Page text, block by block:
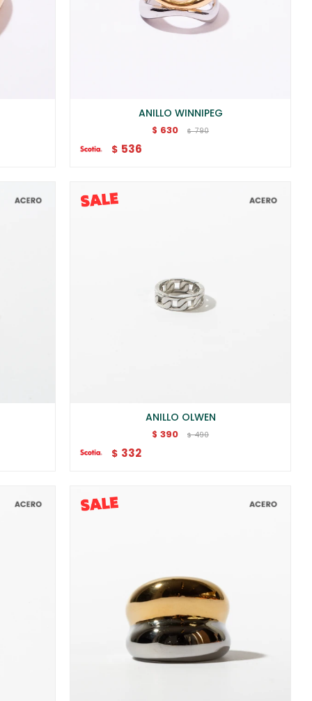
ANILLO WINNIPEG
$ 630 $ 790
$ 536
ANILLO OLWEN
$ 390 $ 490
$ 332